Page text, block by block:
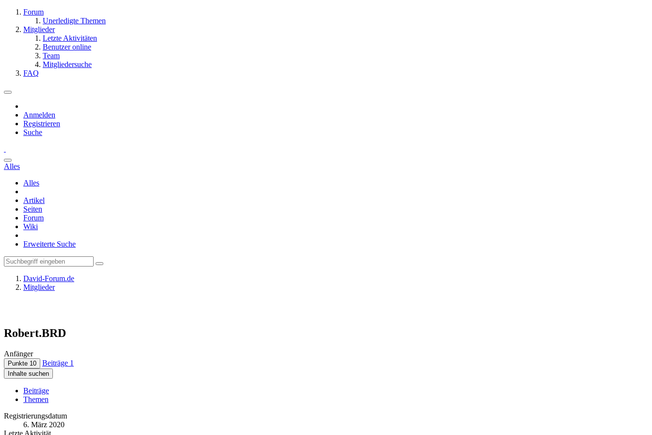
Forum
Unerledigte Themen
Mitglieder
Letzte Aktivitäten
Benutzer online
Team
Mitgliedersuche
FAQ
Anmelden
Registrieren
Suche
Alles
Alles
Artikel
Seiten
Forum
Wiki
Erweiterte Suche
David-Forum.de
Mitglieder
Robert.BRD
Anfänger
Punkte 10 Beiträge 1
Inhalte suchen
Beiträge
Themen
Registrierungsdatum
6. März 2020
Letzte Aktivität